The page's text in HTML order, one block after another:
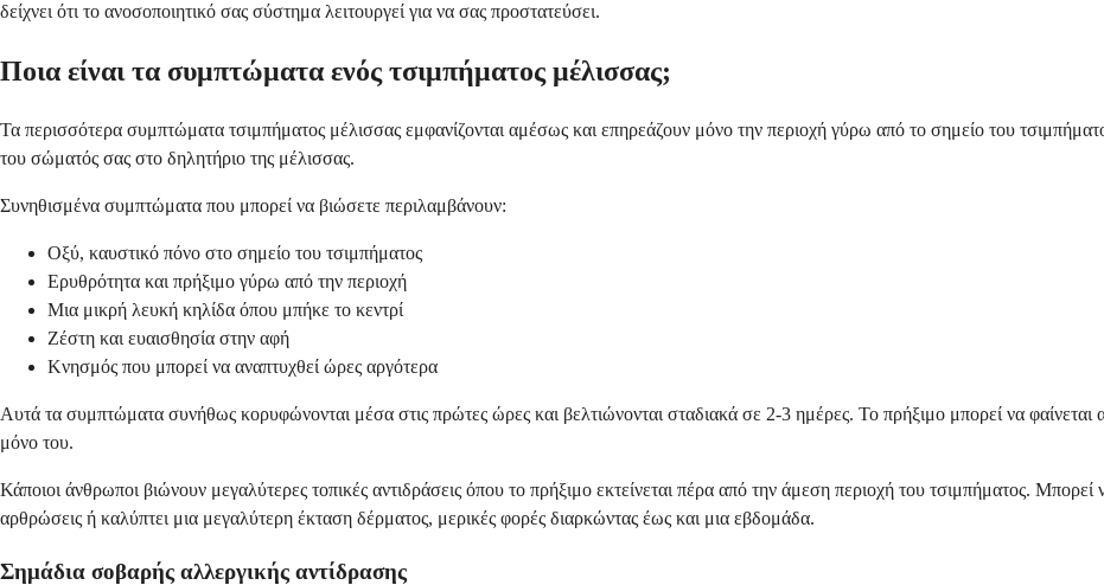
δείχνει ότι το ανοσοποιητικό σας σύστημα λειτουργεί για να σας προστατεύσει.
Ποια είναι τα συμπτώματα ενός τσιμπήματος μέλισσας;
Τα περισσότερα συμπτώματα τσιμπήματος μέλισσας εμφανίζονται αμέσως και επηρεάζουν μόνο την περιοχή γύρω από το σημείο του
του σώματός σας στο δηλητήριο της μέλισσας.
Συνηθισμένα συμπτώματα που μπορεί να βιώσετε περιλαμβάνουν:
Οξύ, καυστικό πόνο στο σημείο του τσιμπήματος
Ερυθρότητα και πρήξιμο γύρω από την περιοχή
Μια μικρή λευκή κηλίδα όπου μπήκε το κεντρί
Ζέστη και ευαισθησία στην αφή
Κνησμός που μπορεί να αναπτυχθεί ώρες αργότερα
Αυτά τα συμπτώματα συνήθως κορυφώνονται μέσα στις πρώτες ώρες και βελτιώνονται σταδιακά σε 2-3 ημέρες. Το πρήξιμο μπορεί να
μόνο του.
Κάποιοι άνθρωποι βιώνουν μεγαλύτερες τοπικές αντιδράσεις όπου το πρήξιμο εκτείνεται πέρα από την άμεση περιοχή του τσιμπήματος.
αρθρώσεις ή καλύπτει μια μεγαλύτερη έκταση δέρματος, μερικές φορές διαρκώντας έως και μια εβδομάδα.
Σημάδια σοβαρής αλλεργικής αντίδρασης